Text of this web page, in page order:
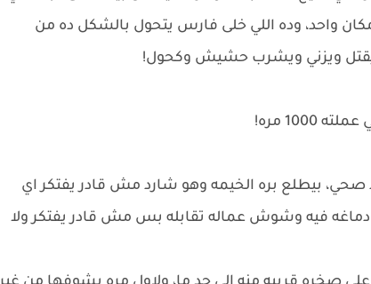
واحد، وده اللي خلى فارس يتحول بالشكل ده من
ويزني ويشرب حشيش وكحول!
مره!
بيطلع بره الخيمه وهو شارد مش قادر يفتكر اي
دماغه فيه وشوش عماله تقابله بس مش قادر يفتكر ولا